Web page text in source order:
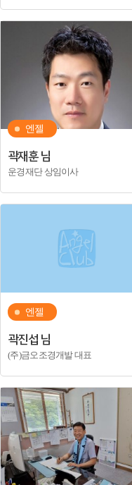
엔젤
곽재훈 님
운경재단 상임이사
엔젤
곽진섭 님
(주)금오조경개발 대표